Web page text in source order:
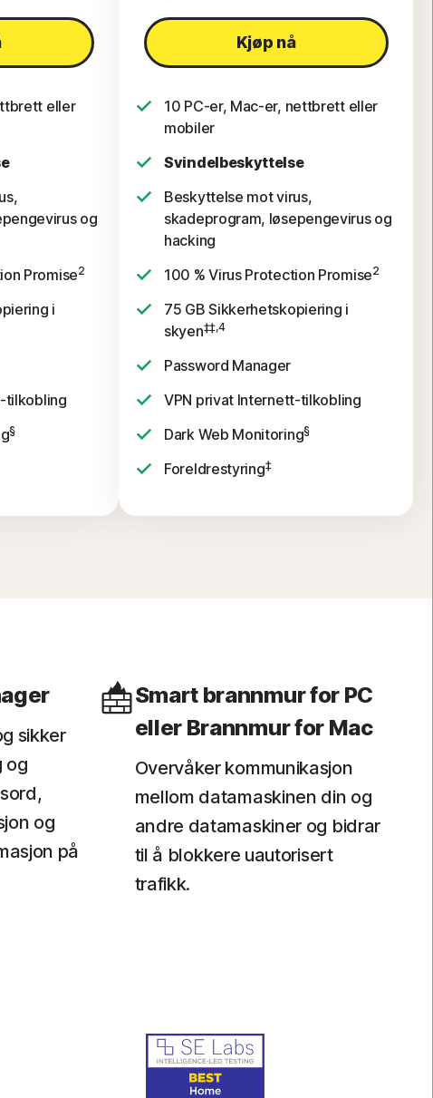
eller
og
Promise2
i
tilkobling
§
Kjøp nå
10 PC-er, Mac-er, nettbrett eller
mobiler
Svindelbeskyttelse
Beskyttelse mot virus,
skadeprogram, løsepengevirus og
hacking
100 % Virus Protection Promise2
75 GB Sikkerhetskopiering i
skyen‡‡,4
Password Manager
VPN privat Internett-tilkobling
Dark Web Monitoring§
Foreldrestyring‡
sikker
og
og
på
Smart brannmur for PC
eller Brannmur for Mac
Overvåker kommunikasjon
mellom datamaskinen din og
andre datamaskiner og bidrar
til å blokkere uautorisert
trafikk.